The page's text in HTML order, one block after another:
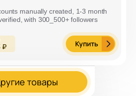
manually created, 1-3 month
with 300_500+ followers
₽ Купить
товары